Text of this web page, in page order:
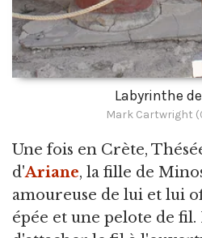
Labyrinthe
Mark Cartwright
Une fois en Crète,
d'Ariane, la fille de
amoureuse de lui et lui
épée et une pelote de